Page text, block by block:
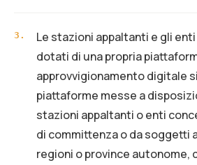
3 .
Le stazioni appaltanti e gli
dotati di una propria
approvvigionamento digitale
piattaforme messe a
stazioni appaltanti o enti
di committenza o da soggetti
regioni o province autonome,